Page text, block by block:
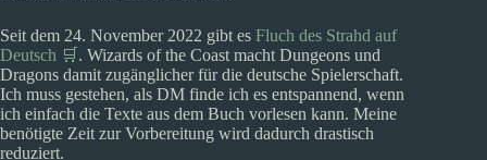
Seit dem 24. November 2022 gibt es Fluch des Strahd auf
Deutsch 🛒 . Wizards of the Coast macht Dungeons und
Dragons damit zugänglicher für die deutsche Spielerschaft.
Ich muss gestehen, als DM finde ich es entspannend, wenn
ich einfach die Texte aus dem Buch vorlesen kann. Meine
benötigte Zeit zur Vorbereitung wird dadurch drastisch
reduziert.